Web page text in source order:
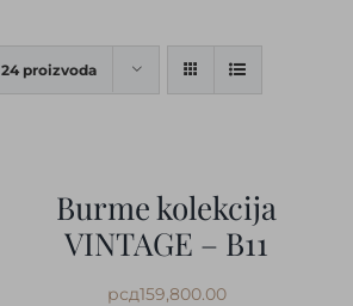
24 proizvoda
Burme kolekcija
VINTAGE – B11
рсд159,800.00